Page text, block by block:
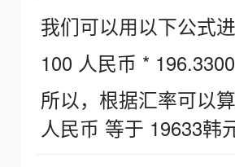
我们可以用以下公式进
100 人民币 *
所以，根据汇率可以
人民币 等于 19633韩